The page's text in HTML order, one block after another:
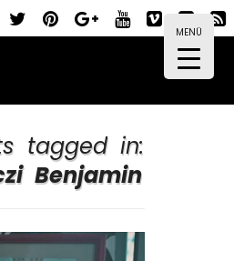
MENÜ
tagged in:
Benjamin